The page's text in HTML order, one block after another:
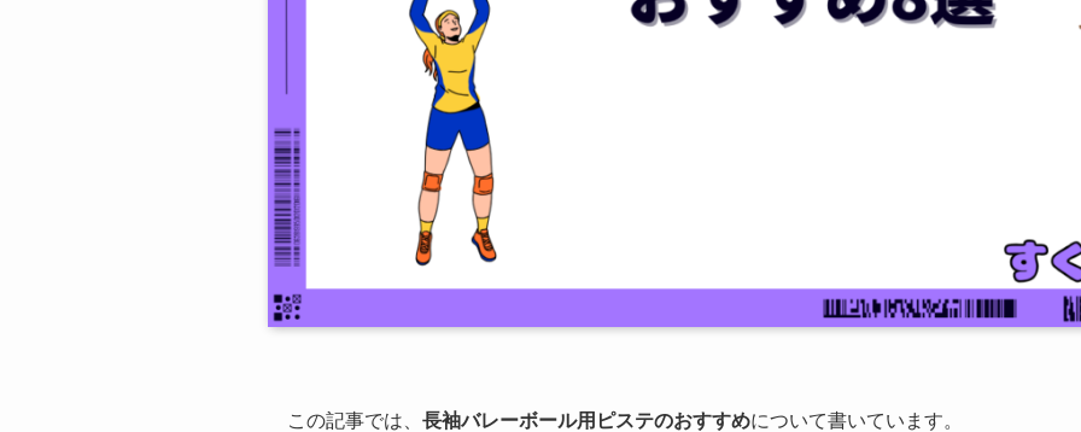
この記事では、 長袖バレーボール用ピステのおすすめについて書いています。